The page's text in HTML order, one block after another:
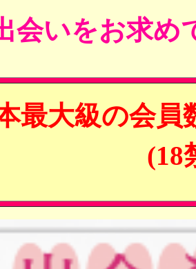
会いをお求め
最大級の会員
(18